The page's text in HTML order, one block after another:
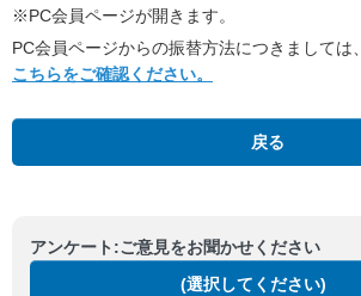
※PC会員ページが開きます。
PC会員ページからの振替方法につきましては、
こちらをご確認ください。
戻る
アンケート:ご意見をお聞かせください
(選択してください)